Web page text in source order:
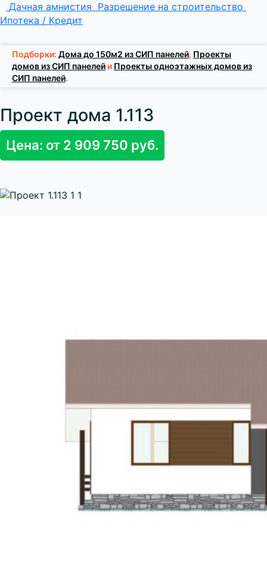
Дачная амнистия Разрешение на строительство
Ипотека / Кредит
Подборки: Дома до 150м2 из СИП панелей, Проекты
домов из СИП панелей и Проекты одноэтажных домов из
СИП панелей.
Проект дома 1.113
Цена: от 2 909 750 руб.